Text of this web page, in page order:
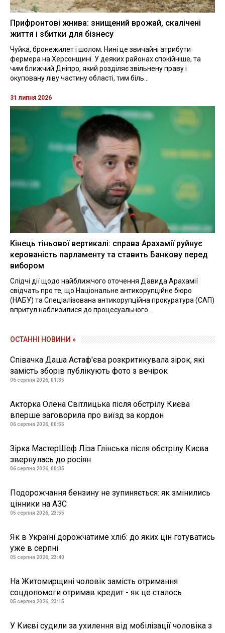
Прифронтові жнива: знищений врожай, скалічені
життя і збитки для бізнесу
Чуйка, бронежилет і шолом. Нині це звичайні атрибути
фермера на Херсонщині. У деяких районах спокійніше, та
чим ближчий Дніпро, який розділяє звільнену праву і
окуповану ліву частину області, тим біль...
31 липня 2026
Кінець тіньової вертикалі: справа Арахамії руйнує
керованість парламенту та ставить Банкову перед
вибором
Слідчі дії щодо найближчого оточення Давида Арахамії
свідчать про те, що Національне антикорупційне бюро
(НАБУ) та Спеціалізована антикорупційна прокуратура (САП)
впритул наблизилися до процесуального...
ОСТАННІ НОВИНИ »
Співачка Даша Астаф'єва розкритикувала зірок, які
замість зборів публікують фото з вечірок
06 серпня 2026, 01:35
Акторка Олена Світлицька після обстрілу Києва
вперше заговорила про виїзд за кордон
06 серпня 2026, 00:55
Зірка МастерШеф Ліза Глінська після обстрілу Києва
звернулась до росіян
06 серпня 2026, 00:35
Подорожчання бензину не зупиняється: як змінились
цінники на АЗС
05 серпня 2026, 23:55
Як в Україні дорожчатиме хліб: до яких цін готуватись
уже в серпні
05 серпня 2026, 23:40
На Житомирщині чоловік замість отримання
соцдопомоги отримав кредит - як це сталось
05 серпня 2026, 23:15
У Києві судили за ухилення від мобілізації чоловіка з